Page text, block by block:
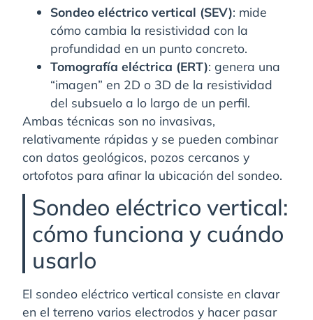
Sondeo eléctrico vertical (SEV): mide
cómo cambia la resistividad con la
profundidad en un punto concreto.
Tomografía eléctrica (ERT): genera una
“imagen” en 2D o 3D de la resistividad
del subsuelo a lo largo de un perfil.
Ambas técnicas son no invasivas,
relativamente rápidas y se pueden combinar
con datos geológicos, pozos cercanos y
ortofotos para afinar la ubicación del sondeo.
Sondeo eléctrico vertical:
cómo funciona y cuándo
usarlo
El sondeo eléctrico vertical consiste en clavar
en el terreno varios electrodos y hacer pasar